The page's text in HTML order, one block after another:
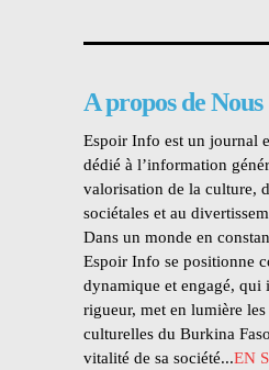
A propos de Nous
Espoir Info est un journal
dédié à l’information
valorisation de la culture,
sociétales et au
Dans un monde en
Espoir Info se positionne
dynamique et engagé, qui
rigueur, met en lumière les
culturelles du Burkina
vitalité de sa société...EN